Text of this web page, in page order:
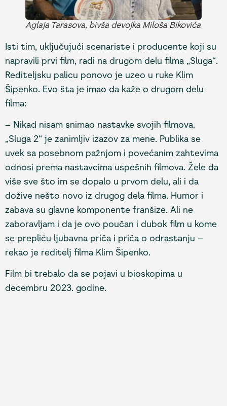
Aglaja Tarasova, bivša devojka Miloša Bikovića
Isti tim, uključujući scenariste i producente koji su
napravili prvi film, radi na drugom delu filma „Sluga“.
Rediteljsku palicu ponovo je uzeo u ruke Klim
Šipenko. Evo šta je imao da kaže o drugom delu
filma:
– Nikad nisam snimao nastavke svojih filmova.
„Sluga 2“ je zanimljiv izazov za mene. Publika se
uvek sa posebnom pažnjom i povećanim zahtevima
odnosi prema nastavcima uspešnih filmova. Žele da
više sve što im se dopalo u prvom delu, ali i da
dožive nešto novo iz drugog dela filma. Humor i
zabava su glavne komponente franšize. Ali ne
zaboravljam i da je ovo poučan i dubok film u kome
se prepliću ljubavna priča i priča o odrastanju –
rekao je reditelj filma Klim Šipenko.
Film bi trebalo da se pojavi u bioskopima u
decembru 2023. godine.